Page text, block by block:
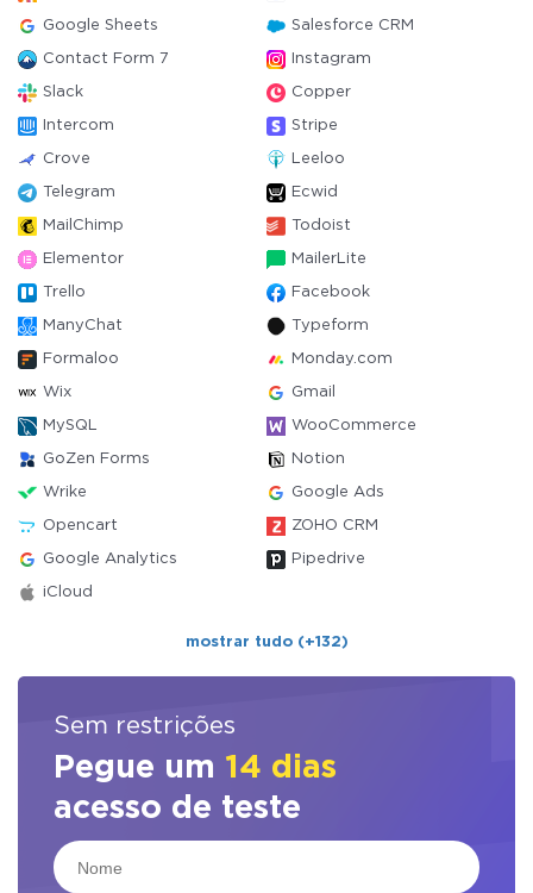
Google Sheets Salesforce CRM
Contact Form 7 Instagram
Slack Copper
Intercom Stripe
Crove Leeloo
Telegram Ecwid
MailChimp Todoist
Elementor MailerLite
Trello Facebook
ManyChat Typeform
Formaloo Monday.com
Wix Gmail
MySQL WooCommerce
GoZen Forms Notion
Wrike Google Ads
Opencart ZOHO CRM
Google Analytics Pipedrive
iCloud
mostrar tudo (+132)
Sem restrições
Pegue um 14 dias
acesso de teste